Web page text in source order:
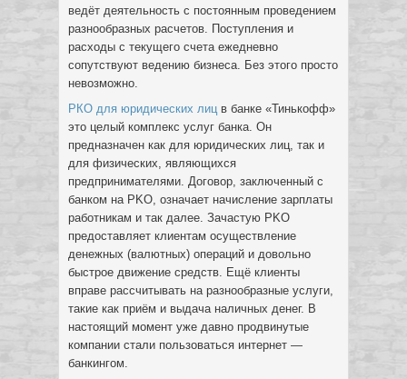
ведёт деятельность с постоянным проведением
разнообразных расчетов. Поступления и
расходы с текущего счета ежедневно
сопутствуют ведению бизнеса. Без этого просто
невозможно.
РКО для юридических лиц в банке «Тинькофф»
это целый комплекс услуг банка. Он
предназначен как для юридических лиц, так и
для физических, являющихся
предпринимателями. Договор, заключенный с
банком на PKO, означает начисление зарплаты
работникам и так далее. Зачастую PKO
предоставляет клиентам осуществление
денежных (валютных) операций и довольно
быстрое движение средств. Ещё клиенты
вправе рассчитывать на разнообразные услуги,
такие как приём и выдача наличных денег. В
настоящий момент уже давно продвинутые
компании стали пользоваться интернет —
банкингом.